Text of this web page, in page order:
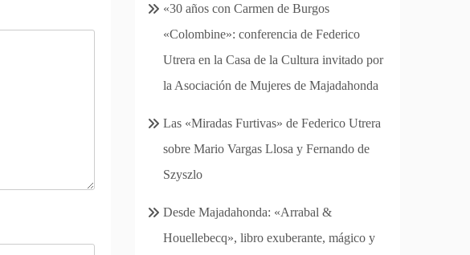
«30 años con Carmen de Burgos
«Colombine»: conferencia de Federico
Utrera en la Casa de la Cultura invitado por
la Asociación de Mujeres de Majadahonda
Las «Miradas Furtivas» de Federico Utrera
sobre Mario Vargas Llosa y Fernando de
Szyszlo
Desde Majadahonda: «Arrabal &
Houellebecq», libro exuberante, mágico y